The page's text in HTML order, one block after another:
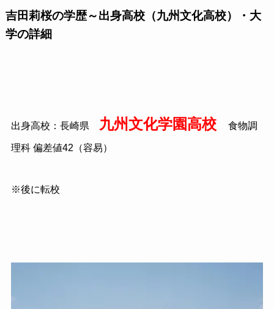
吉田莉桜の学歴～出身高校（九州文化高校）・大
学の詳細
出身高校：長崎県 九州文化学園高校 食物調
理科 偏差値42（容易）
※後に転校